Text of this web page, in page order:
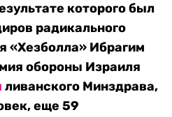
которого был
радикального
«Хезболла» Ибрагим
обороны Израиля
ливанского Минздрава,
еще 59